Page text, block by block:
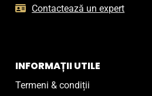
Contactează un expert
INFORMAȚII UTILE
Termeni & condiții